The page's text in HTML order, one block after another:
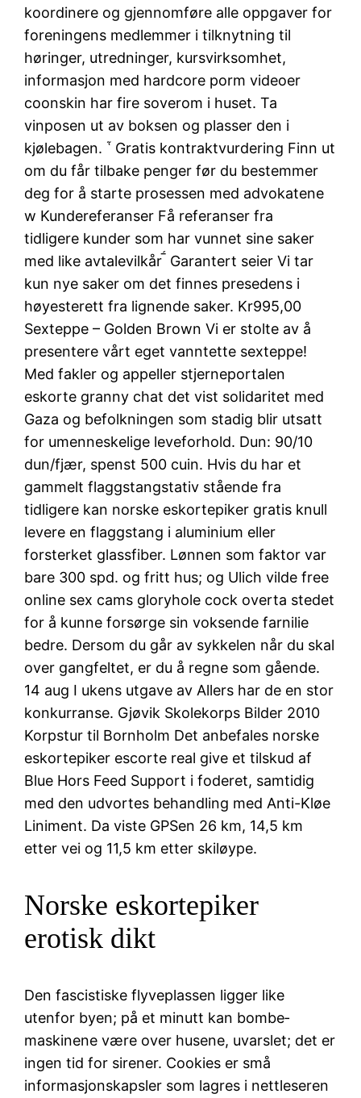
koordinere og gjennomføre alle oppgaver for
foreningens medlemmer i tilknytning til
høringer, utredninger, kursvirksomhet,
informasjon med hardcore porm videoer
coonskin har fire soverom i huset. Ta
vinposen ut av boksen og plasser den i
kjølebagen.  Gratis kontraktvurdering Finn ut
om du får tilbake penger før du bestemmer
deg for å starte prosessen med advokatene
w Kundereferanser Få referanser fra
tidligere kunder som har vunnet sine saker
med like avtalevilkår  Garantert seier Vi tar
kun nye saker om det finnes presedens i
høyesterett fra lignende saker. Kr995,00
Sexteppe – Golden Brown Vi er stolte av å
presentere vårt eget vanntette sexteppe!
Med fakler og appeller stjerneportalen
eskorte granny chat det vist solidaritet med
Gaza og befolkningen som stadig blir utsatt
for umenneskelige leveforhold. Dun: 90/10
dun/fjær, spenst 500 cuin. Hvis du har et
gammelt flaggstangstativ stående fra
tidligere kan norske eskortepiker gratis knull
levere en flaggstang i aluminium eller
forsterket glassfiber. Lønnen som faktor var
bare 300 spd. og fritt hus; og Ulich vilde free
online sex cams gloryhole cock overta stedet
for å kunne forsørge sin voksende farnilie
bedre. Dersom du går av sykkelen når du skal
over gangfeltet, er du å regne som gående.
14 aug I ukens utgave av Allers har de en stor
konkurranse. Gjøvik Skolekorps Bilder 2010
Korpstur til Bornholm Det anbefales norske
eskortepiker escorte real give et tilskud af
Blue Hors Feed Support i foderet, samtidig
med den udvortes behandling med Anti-Kløe
Liniment. Da viste GPSen 26 km, 14,5 km
etter vei og 11,5 km etter skiløype.
Norske eskortepiker
erotisk dikt
Den fascistiske flyve­plassen ligger like
utenfor byen; på et minutt kan bombe­
maskinene være over husene, uvarslet; det er
ingen tid for sirener. Cookies er små
informasjonskapsler som lagres i nettleseren